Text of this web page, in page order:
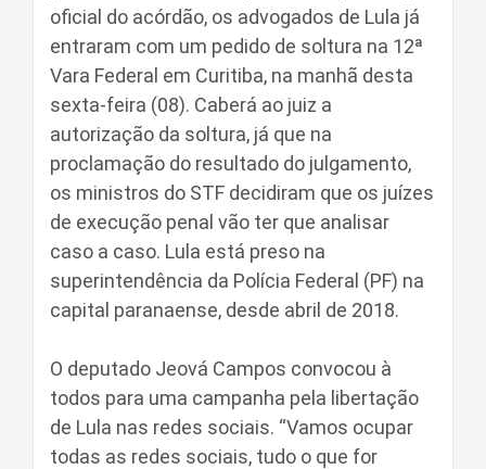
oficial do acórdão, os advogados de Lula já
entraram com um pedido de soltura na 12ª
Vara Federal em Curitiba, na manhã desta
sexta-feira (08). Caberá ao juiz a
autorização da soltura, já que na
proclamação do resultado do julgamento,
os ministros do STF decidiram que os juízes
de execução penal vão ter que analisar
caso a caso. Lula está preso na
superintendência da Polícia Federal (PF) na
capital paranaense, desde abril de 2018.
O deputado Jeová Campos convocou à
todos para uma campanha pela libertação
de Lula nas redes sociais. “Vamos ocupar
todas as redes sociais, tudo o que for